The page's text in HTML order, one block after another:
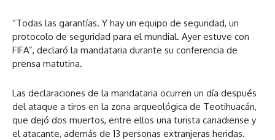
“Todas las garantías. Y hay un equipo de seguridad, un
protocolo de seguridad para el mundial. Ayer estuve con
FIFA”, declaró la mandataria durante su conferencia de
prensa matutina.
Las declaraciones de la mandataria ocurren un día después
del ataque a tiros en la zona arqueológica de Teotihuacán,
que dejó dos muertos, entre ellos una turista canadiense y
el atacante, además de 13 personas extranjeras heridas.